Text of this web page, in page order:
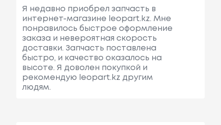
Я недавно приобрел запчасть в
интернет-магазине leopart.kz. Мне
понравилось быстрое оформление
заказа и невероятная скорость
доставки. Запчасть поставлена
быстро, и качество оказалось на
высоте. Я доволен покупкой и
рекомендую leopart.kz другим
людям.